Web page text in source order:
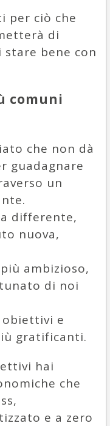
per ciò che
di
bene con
comuni
che non dà
guadagnare
un
differente,
nuova,
ambizioso,
di noi
obiettivi e
gratificanti.
hai
che
e a zero